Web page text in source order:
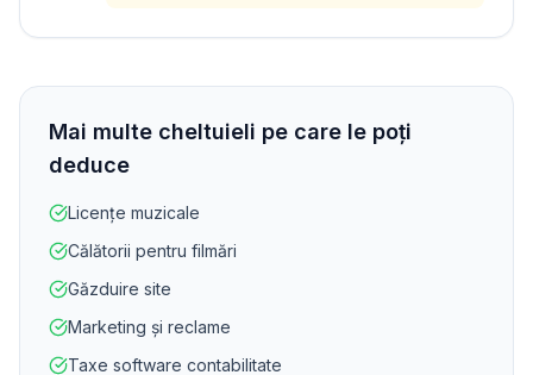
Mai multe cheltuieli pe care le poți
deduce
Licențe muzicale
Călătorii pentru filmări
Găzduire site
Marketing și reclame
Taxe software contabilitate